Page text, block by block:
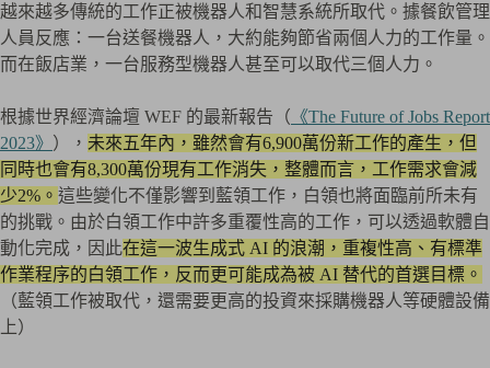
越來越多傳統的工作正被機器人和智慧系統所取代。據餐飲管理
人員反應：一台送餐機器人，大約能夠節省兩個人力的工作量。
而在飯店業，一台服務型機器人甚至可以取代三個人力。
根據世界經濟論壇 WEF 的最新報告（ 《The Future of Jobs Report
2023》 ）， 未來五年內，雖然會有6,900萬份新工作的產生，但
同時也會有8,300萬份現有工作消失，整體而言，工作需求會減
少2%。 這些變化不僅影響到藍領工作，白領也將面臨前所未有
的挑戰。由於白領工作中許多重覆性高的工作，可以透過軟體自
動化完成，因此在這一波生成式 AI 的浪潮，重複性高、有標準
作業程序的白領工作，反而更可能成為被 AI 替代的首選目標。
（藍領工作被取代，還需要更高的投資來採購機器人等硬體設備
上）